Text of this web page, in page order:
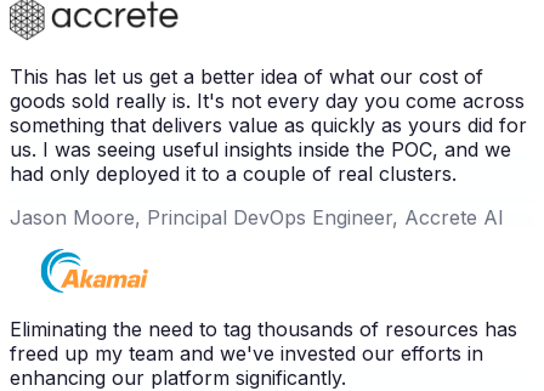
This has let us get a better idea of what our cost of
goods sold really is. It's not every day you come across
something that delivers value as quickly as yours did for
us. I was seeing useful insights inside the POC, and we
had only deployed it to a couple of real clusters.
Jason Moore, Principal DevOps Engineer, Accrete AI
Eliminating the need to tag thousands of resources has
freed up my team and we've invested our efforts in
enhancing our platform significantly.